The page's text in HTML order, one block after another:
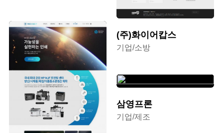
(주)화이어캅스
기업/소방
삼영프론
기업/제조